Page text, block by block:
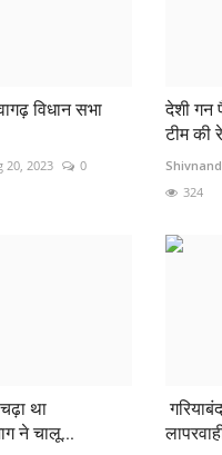
विधान सभा
20, 2023
0
देशी गन
टीम की
324
था
ने चालू...